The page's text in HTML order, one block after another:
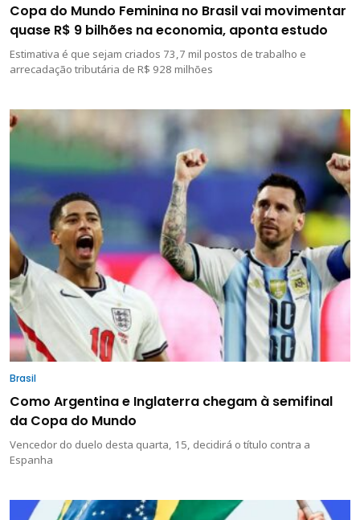
Copa do Mundo Feminina no Brasil vai movimentar
quase R$ 9 bilhões na economia, aponta estudo
Estimativa é que sejam criados 73,7 mil postos de trabalho e
arrecadação tributária de R$ 928 milhões
Brasil
Como Argentina e Inglaterra chegam à semifinal
da Copa do Mundo
Vencedor do duelo desta quarta, 15, decidirá o título contra a
Espanha